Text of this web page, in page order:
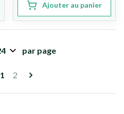
Ajouter au panier
Pages
Vous lisez actuellement la page
1 Page
2
par page